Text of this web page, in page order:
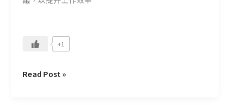
+1
Read Post »